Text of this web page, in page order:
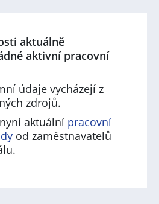
aktuálně
aktivní pracovní
údaje vycházejí z
zdrojů.
aktuální pracovní
od zaměstnavatelů